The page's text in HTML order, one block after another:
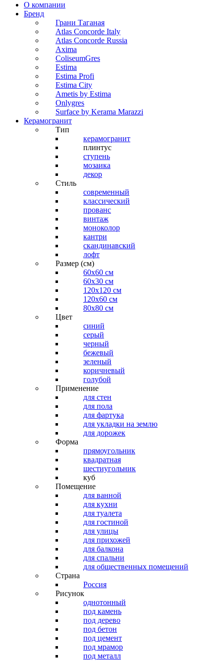
О компании
Бренд
Грани Таганая
Atlas Concorde Italy
Atlas Concorde Russia
Axima
ColiseumGres
Estima
Estima Profi
Estima City
Ametis by Estima
Onlygres
Surface by Kerama Marazzi
Керамогранит
Тип
керамогранит
плинтус
ступень
мозаика
декор
Стиль
современный
классический
прованс
винтаж
моноколор
кантри
скандинавский
лофт
Размер (см)
60х60 см
60x30 см
120x120 см
120x60 см
80x80 см
Цвет
синий
серый
черный
бежевый
зеленый
коричневый
голубой
Применение
для стен
для пола
для фартука
для укладки на землю
для дорожек
Форма
прямоугольник
квадратная
шестиугольник
куб
Помещение
для ванной
для кухни
для туалета
для гостиной
для улицы
для прихожей
для балкона
для спальни
для общественных помещений
Страна
Россия
Рисунок
однотонный
под камень
под дерево
под бетон
под цемент
под мрамор
под металл